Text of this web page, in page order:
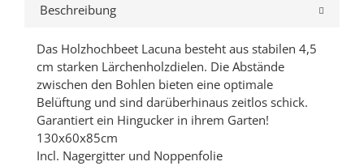
Beschreibung
Das Holzhochbeet Lacuna besteht aus stabilen 4,5
cm starken Lärchenholzdielen. Die Abstände
zwischen den Bohlen bieten eine optimale
Belüftung und sind darüberhinaus zeitlos schick.
Garantiert ein Hingucker in ihrem Garten!
130x60x85cm
Incl. Nagergitter und Noppenfolie